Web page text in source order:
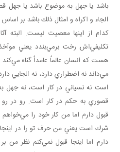
باشد يا جهل به موضوع باشد يا جهل
الجاء و اكراه و امثال ذلك باشد بر
كدام از اينها معصيت نيست. البته
تكليفي‌اش رخت برمي‌بندد يعني
هست كه انسان عالماً عامداً گناه
مي‌داند نه اضطراري دارد، نه الجايي
است نه نسياني در كار است، نه
قصوري به حكم در كار است. رو در رو
قبول دارم اما من كار خود را مي‌خواهم
شرك است يعني من حرف تو را در اينجا
دارم اما اينجا قبول نمي‌كنم نظر